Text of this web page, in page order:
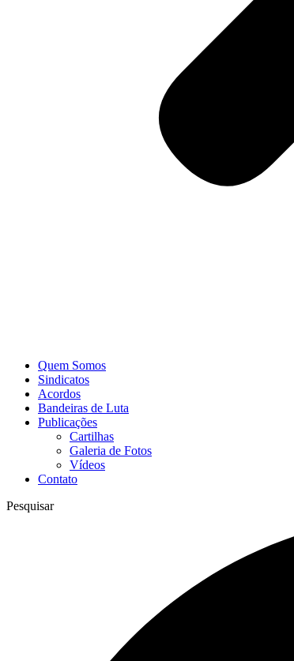
Quem Somos
Sindicatos
Acordos
Bandeiras de Luta
Publicações
Cartilhas
Galeria de Fotos
Vídeos
Contato
Pesquisar